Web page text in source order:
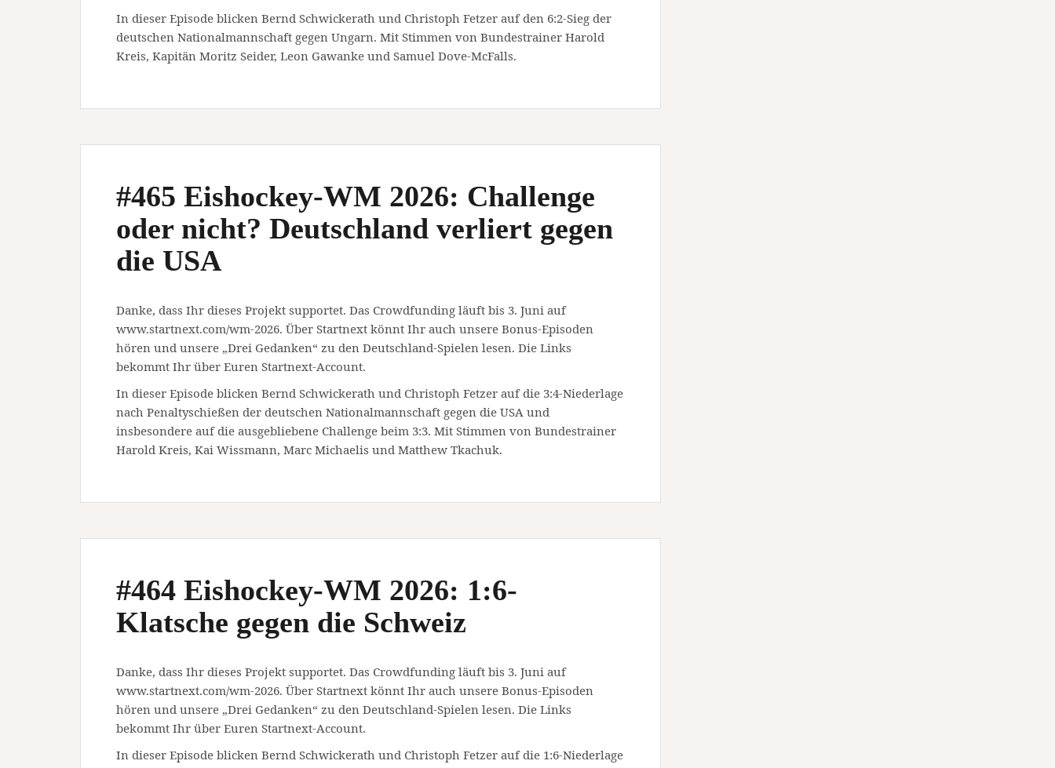
In dieser Episode blicken Bernd Schwickerath und Christoph Fetzer auf den 6:2-Sieg der
deutschen Nationalmannschaft gegen Ungarn. Mit Stimmen von Bundestrainer Harold
Kreis, Kapitän Moritz Seider, Leon Gawanke und Samuel Dove-McFalls.
#465 Eishockey-WM 2026: Challenge
oder nicht? Deutschland verliert gegen
die USA
Danke, dass Ihr dieses Projekt supportet. Das Crowdfunding läuft bis 3. Juni auf
www.startnext.com/wm-2026. Über Startnext könnt Ihr auch unsere Bonus-Episoden
hören und unsere „Drei Gedanken“ zu den Deutschland-Spielen lesen. Die Links
bekommt Ihr über Euren Startnext-Account.
In dieser Episode blicken Bernd Schwickerath und Christoph Fetzer auf die 3:4-Niederlage
nach Penaltyschießen der deutschen Nationalmannschaft gegen die USA und
insbesondere auf die ausgebliebene Challenge beim 3:3. Mit Stimmen von Bundestrainer
Harold Kreis, Kai Wissmann, Marc Michaelis und Matthew Tkachuk.
#464 Eishockey-WM 2026: 1:6-
Klatsche gegen die Schweiz
Danke, dass Ihr dieses Projekt supportet. Das Crowdfunding läuft bis 3. Juni auf
www.startnext.com/wm-2026. Über Startnext könnt Ihr auch unsere Bonus-Episoden
hören und unsere „Drei Gedanken“ zu den Deutschland-Spielen lesen. Die Links
bekommt Ihr über Euren Startnext-Account.
In dieser Episode blicken Bernd Schwickerath und Christoph Fetzer auf die 1:6-Niederlage